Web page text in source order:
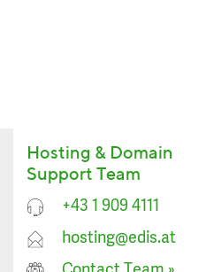
Hosting & Domain
Support Team
+43 1 909 4111
hosting@edis.at